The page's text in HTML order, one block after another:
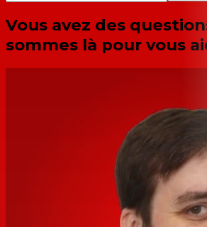
Vous avez des
sommes là pour vous